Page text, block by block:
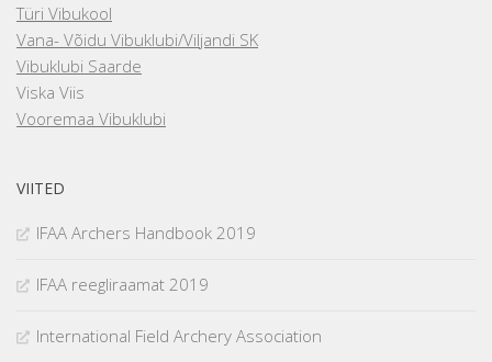
Türi Vibukool
Vana- Võidu Vibuklubi/Viljandi SK
Vibuklubi Saarde
Viska Viis
Vooremaa Vibuklubi
VIITED
IFAA Archers Handbook 2019
IFAA reegliraamat 2019
International Field Archery Association